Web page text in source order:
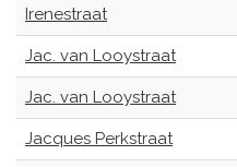
Irenestraat
Jac. van Looystraat
Jac. van Looystraat
Jacques Perkstraat